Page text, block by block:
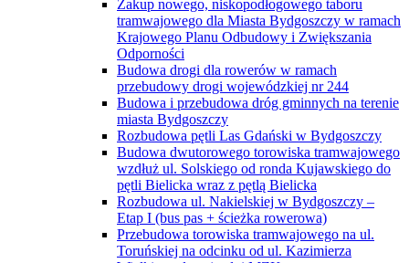
Zakup nowego, niskopodłogowego taboru
tramwajowego dla Miasta Bydgoszczy w ramach
Krajowego Planu Odbudowy i Zwiększania
Odporności
Budowa drogi dla rowerów w ramach
przebudowy drogi wojewódzkiej nr 244
Budowa i przebudowa dróg gminnych na terenie
miasta Bydgoszczy
Rozbudowa pętli Las Gdański w Bydgoszczy
Budowa dwutorowego torowiska tramwajowego
wzdłuż ul. Solskiego od ronda Kujawskiego do
pętli Bielicka wraz z pętlą Bielicka
Rozbudowa ul. Nakielskiej w Bydgoszczy –
Etap I (bus pas + ścieżka rowerowa)
Przebudowa torowiska tramwajowego na ul.
Toruńskiej na odcinku od ul. Kazimierza